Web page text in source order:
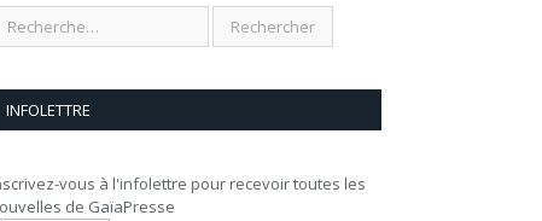
INFOLETTRE
vous à l'infolettre pour recevoir toutes les
de GaïaPresse